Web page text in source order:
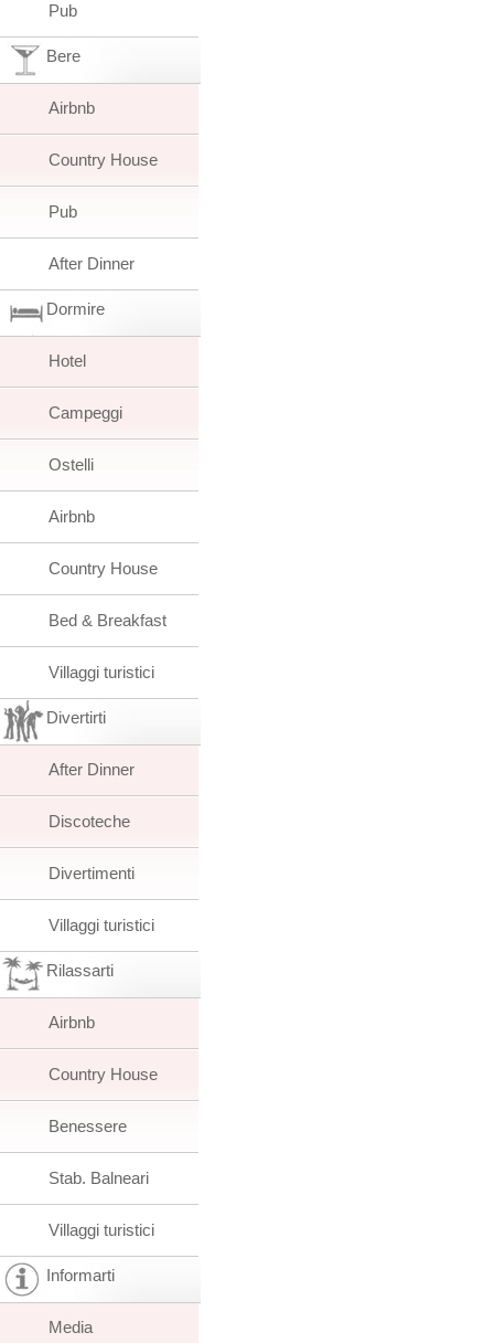
Pub
Bere
Airbnb
Country House
Pub
After Dinner
Dormire
Hotel
Campeggi
Ostelli
Airbnb
Country House
Bed & Breakfast
Villaggi turistici
Divertirti
After Dinner
Discoteche
Divertimenti
Villaggi turistici
Rilassarti
Airbnb
Country House
Benessere
Stab. Balneari
Villaggi turistici
Informarti
Media